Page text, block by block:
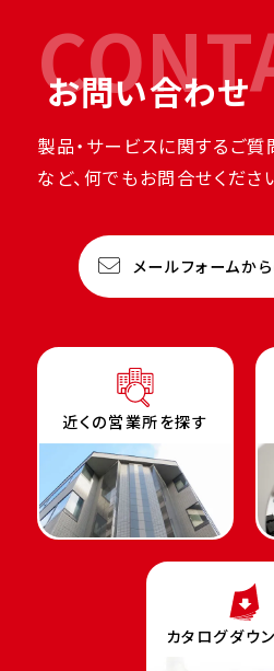
お問い合わせ
製品・サービスに関するご
など、何でもお問合せくださ
メールフォームか
近くの営業所を探す
カタログダウ